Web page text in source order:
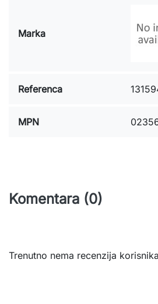
Marka
Referenca
MPN
Komentara (0)
Trenutno nema recenzija